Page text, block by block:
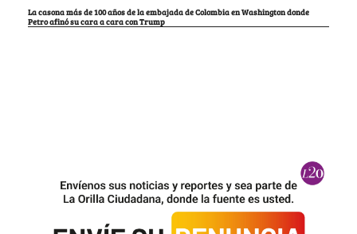
La casona más de 100 años de la embajada de Colombia en Washington donde
Petro afinó su cara a cara con Trump